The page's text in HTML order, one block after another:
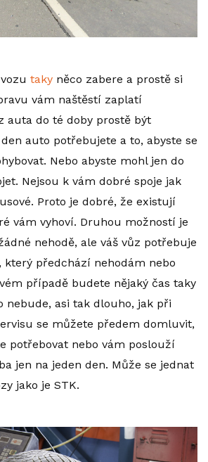
taky něco zabere a prostě si
vám naštěstí zaplatí
auta do té doby prostě být
auto potřebujete a to, abyste se
Nebo abyste mohl jen do
Nejsou k vám dobré spoje jak
Proto je dobré, že existují
vám vyhoví. Druhou možností je
nehodě, ale váš vůz potřebuje
který předchází nehodám nebo
případě budete nějaký čas taky
nebude, asi tak dlouho, jak při
se můžete předem domluvit,
potřebovat nebo vám poslouží
jen na jeden den. Může se jednat
jako je STK.